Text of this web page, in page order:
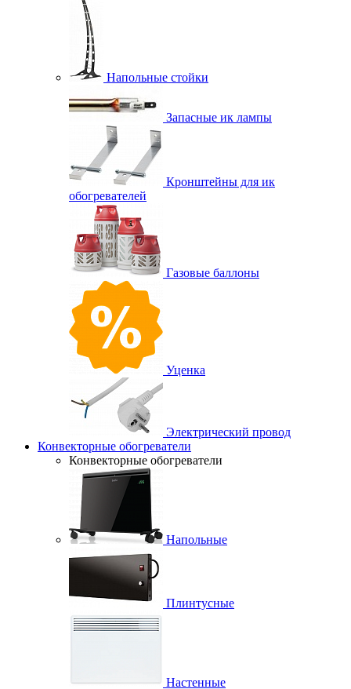
Напольные стойки
Запасные ик лампы
Кронштейны для ик
обогревателей
Газовые баллоны
Уценка
Электрический провод
Конвекторные обогреватели
Конвекторные обогреватели
Напольные
Плинтусные
Настенные